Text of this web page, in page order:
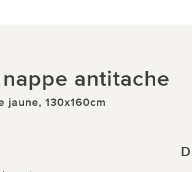
antitache
jaune, 130x160cm